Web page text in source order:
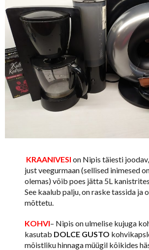
KRAANIVESI on Nipis täiesti
just veegurmaan (sellised inimesed
olemas) võib poes jätta 5L
See kaalub palju, on raske tassida ja
mõttetu.
KOHVI– Nipis on ulmelise kujuga
kasutab DOLCE GUSTO
mõistliku hinnaga müügil kõikides